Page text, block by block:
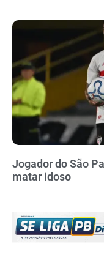
Jogador do São
matar idoso